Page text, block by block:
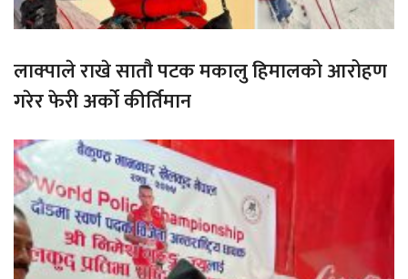
लाक्पाले राखे सातौ पटक मकालु हिमालको आरोहण
गरेर फेरी अर्को कीर्तिमान